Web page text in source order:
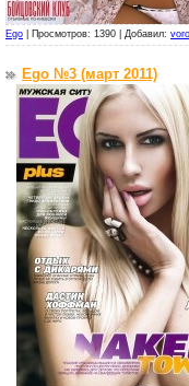
Ego Просмотров: 1390 | Добавил:
Ego №3 (март 2011)